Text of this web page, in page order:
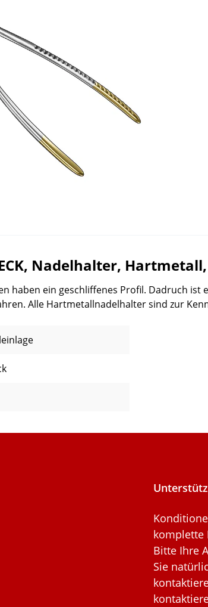
Nadelhalter,
haben ein geschliffenes Profil. Dadruch
Alle Hartmetallnadelhalter sind zur
komplette
Bitte Ihre
Sie